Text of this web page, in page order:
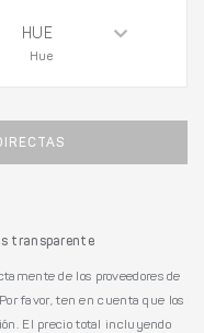
HUE
Hue
transparente
de los proveedores de
favor, ten en cuenta que los
El precio total incluyendo